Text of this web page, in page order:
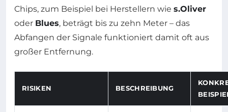
Chips, zum Beispiel bei Herstellern wie s.Oliver
oder Blues, beträgt bis zu zehn Meter – das
Abfangen der Signale funktioniert damit oft aus
großer Entfernung.
RISIKEN BESCHREIBUNG